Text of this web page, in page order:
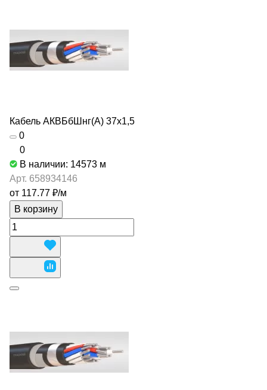
Кабель АКВБбШнг(А) 37х1,5
0
0
В наличии: 14573 м
Арт. 658934146
от 117.77 ₽/м
В корзину